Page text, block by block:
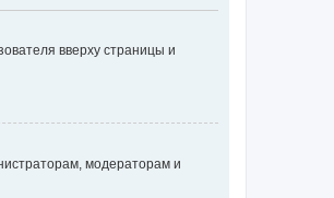
вверху страницы и
модераторам и